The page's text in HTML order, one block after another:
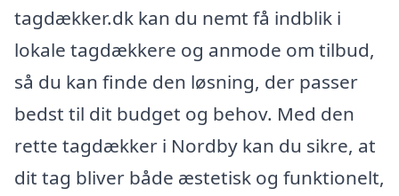
tagdækker.dk kan du nemt få indblik i
lokale tagdækkere og anmode om tilbud,
så du kan finde den løsning, der passer
bedst til dit budget og behov. Med den
rette tagdækker i Nordby kan du sikre, at
dit tag bliver både æstetisk og funktionelt,